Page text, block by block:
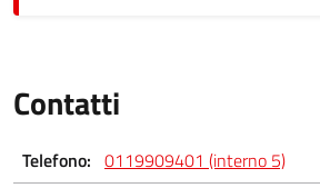
Contatti
Telefono: 0119909401 (interno 5)